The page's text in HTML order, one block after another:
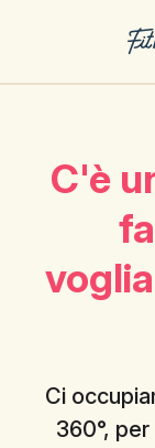
C'è
Ci
360°,